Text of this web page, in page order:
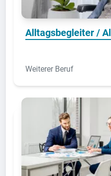
Alltagsbegleiter /
Weiterer Beruf